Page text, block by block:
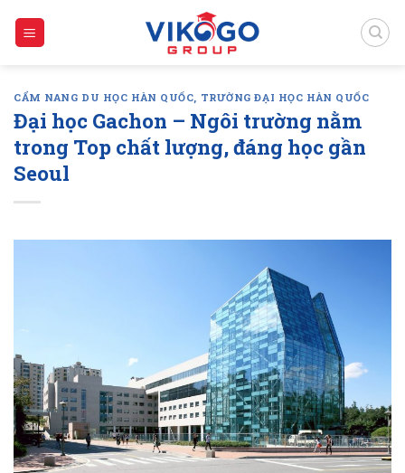
CẨM NANG DU HỌC HÀN QUỐC, TRƯỜNG ĐẠI HỌC HÀN QUỐC
Đại học Gachon – Ngôi trường nằm
trong Top chất lượng, đáng học gần
Seoul